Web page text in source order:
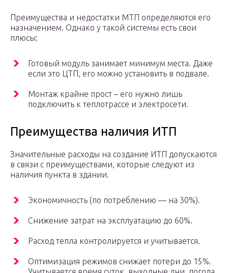
Преимущества и недостатки МТП определяются его
назначением. Однако у такой системы есть свои
плюсы:
Готовый модуль занимает минимум места. Даже
если это ЦТП, его можно установить в подвале.
Монтаж крайне прост – его нужно лишь
подключить к теплотрассе и электросети.
Преимущества наличия ИТП
Значительные расходы на создание ИТП допускаются
в связи с преимуществами, которые следуют из
наличия пункта в здании.
Экономичность (по потреблению — на 30%).
Снижение затрат на эксплуатацию до 60%.
Расход тепла контролируется и учитывается.
Оптимизация режимов снижает потери до 15%.